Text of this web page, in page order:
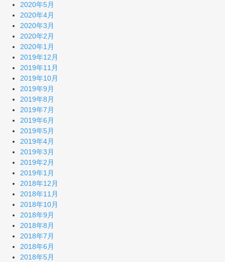
2020年5月
2020年4月
2020年3月
2020年2月
2020年1月
2019年12月
2019年11月
2019年10月
2019年9月
2019年8月
2019年7月
2019年6月
2019年5月
2019年4月
2019年3月
2019年2月
2019年1月
2018年12月
2018年11月
2018年10月
2018年9月
2018年8月
2018年7月
2018年6月
2018年5月